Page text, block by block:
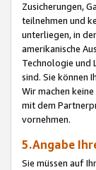
Zusicherungen,
teilnehmen und
unterliegen, in
amerikanische
Technologie und
sind. Sie können
Wir machen
mit dem
vornehmen.
5.Angabe
Sie müssen auf